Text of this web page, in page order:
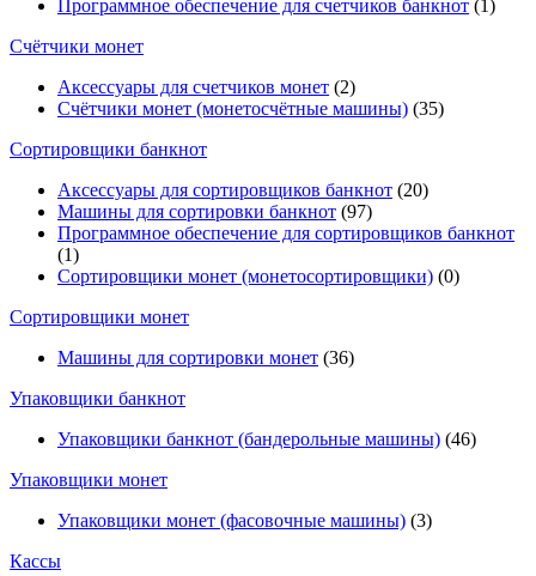
Программное обеспечение для счетчиков банкнот (1)
Счётчики монет
Аксессуары для счетчиков монет (2)
Счётчики монет (монетосчётные машины) (35)
Cортировщики банкнот
Аксессуары для сортировщиков банкнот (20)
Машины для сортировки банкнот (97)
Программное обеспечение для сортировщиков банкнот
(1)
Сортировщики монет (монетосортировщики) (0)
Сортировщики монет
Машины для сортировки монет (36)
Упаковщики банкнот
Упаковщики банкнот (бандерольные машины) (46)
Упаковщики монет
Упаковщики монет (фасовочные машины) (3)
Кассы